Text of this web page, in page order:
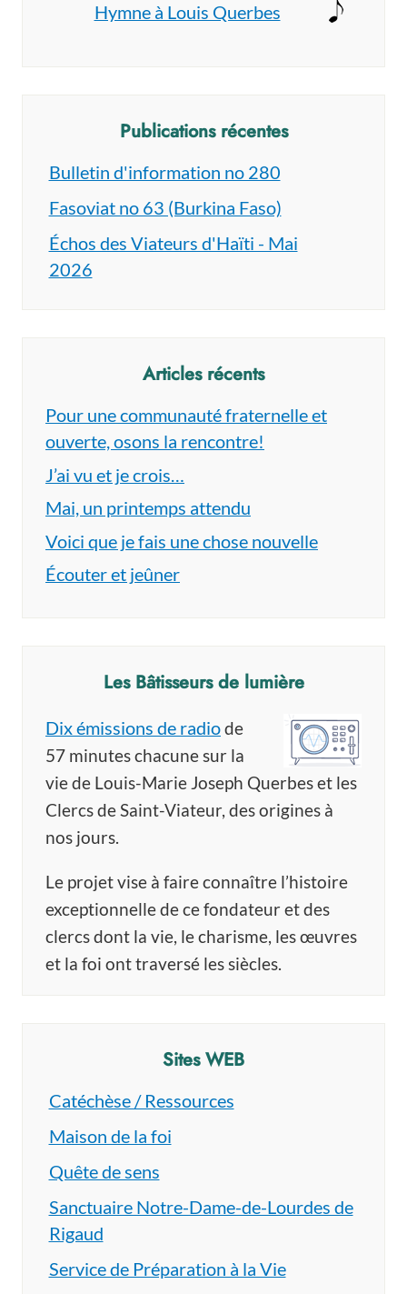
Hymne à Louis Querbes
Publications récentes
Bulletin d'information no 280
Fasoviat no 63 (Burkina Faso)
Échos des Viateurs d'Haïti - Mai
2026
Articles récents
Pour une communauté fraternelle et
ouverte, osons la rencontre!
J’ai vu et je crois…
Mai, un printemps attendu
Voici que je fais une chose nouvelle
Écouter et jeûner
Les Bâtisseurs de lumière
Dix émissions de radiode
57 minutes chacune sur la
vie de Louis-Marie Joseph Querbes et les
Clercs de Saint-Viateur, des origines à
nos jours.
Le projet vise à faire connaître l’histoire
exceptionnelle de ce fondateur et des
clercs dont la vie, le charisme, les œuvres
et la foi ont traversé les siècles.
Sites WEB
Catéchèse / Ressources
Maison de la foi
Quête de sens
Sanctuaire Notre-Dame-de-Lourdes de
Rigaud
Service de Préparation à la Vie